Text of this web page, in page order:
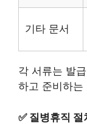
기타 문서
각 서류는 발
하고 준비하는
✅ 질병휴직 절